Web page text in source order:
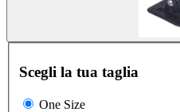
Scegli la tua taglia
One Size